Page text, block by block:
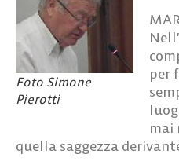
Foto Simone
Pierotti
per
mai
quella saggezza